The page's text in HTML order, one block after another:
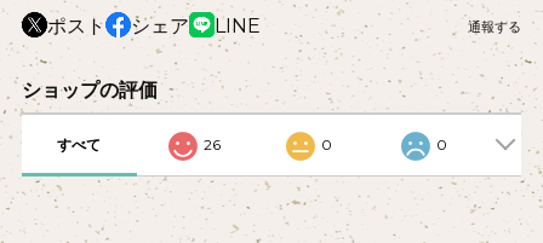
ポスト シェア LINE 通報する
ショップの評価
すべて 26 0 0